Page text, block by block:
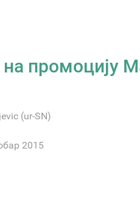
промоцију
(ur-SN)
2015